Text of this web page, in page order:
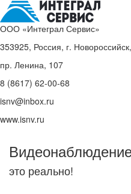
ООО «Интеграл Сервис»
353925, Россия, г. Новороссийск,
пр. Ленина, 107
8 (8617) 62-00-68
isnv@inbox.ru
www.isnv.ru
это реально!